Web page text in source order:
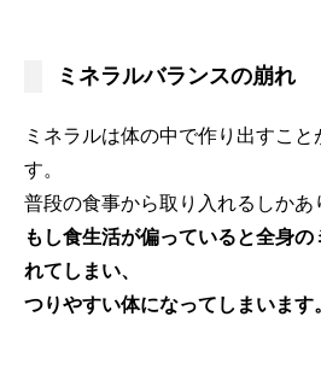
ミネラルバランスの崩れ
ミネラルは体の中で作り出すこ
す。
普段の食事から取り入れるしかあ
もし食生活が偏っていると全身
れてしまい、
つりやすい体になってしまいます。